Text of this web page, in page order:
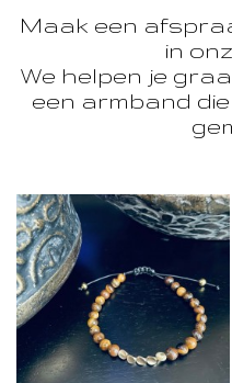
Maak een
in
We helpen je
een armband